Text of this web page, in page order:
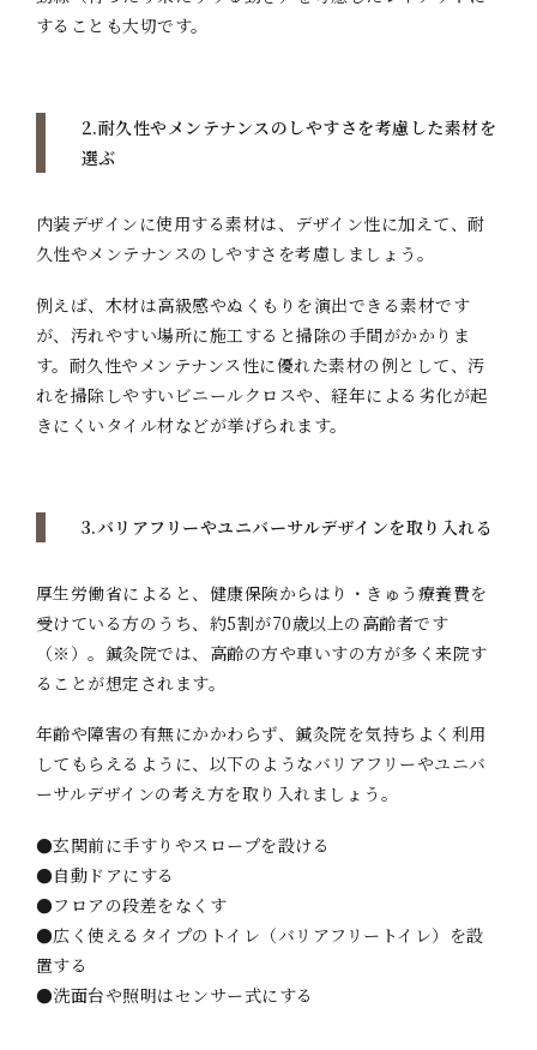
することも大切です。
2.耐久性やメンテナンスのしやすさを考慮した素材を
選ぶ
内装デザインに使用する素材は、デザイン性に加えて、耐
久性やメンテナンスのしやすさを考慮しましょう。
例えば、木材は高級感やぬくもりを演出できる素材です
が、汚れやすい場所に施工すると掃除の手間がかかりま
す。耐久性やメンテナンス性に優れた素材の例として、汚
れを掃除しやすいビニールクロスや、経年による劣化が起
きにくいタイル材などが挙げられます。
3.バリアフリーやユニバーサルデザインを取り入れる
厚生労働省によると、健康保険からはり・きゅう療養費を
受けている方のうち、約5割が70歳以上の高齢者です
（※）。鍼灸院では、高齢の方や車いすの方が多く来院す
ることが想定されます。
年齢や障害の有無にかかわらず、鍼灸院を気持ちよく利用
してもらえるように、以下のようなバリアフリーやユニバ
ーサルデザインの考え方を取り入れましょう。
●玄関前に手すりやスロープを設ける
●自動ドアにする
●フロアの段差をなくす
●広く使えるタイプのトイレ（バリアフリートイレ）を設
置する
●洗面台や照明はセンサー式にする